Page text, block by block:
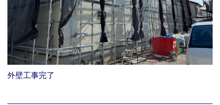
外壁工事完了